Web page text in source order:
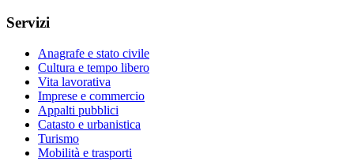
Servizi
Anagrafe e stato civile
Cultura e tempo libero
Vita lavorativa
Imprese e commercio
Appalti pubblici
Catasto e urbanistica
Turismo
Mobilità e trasporti